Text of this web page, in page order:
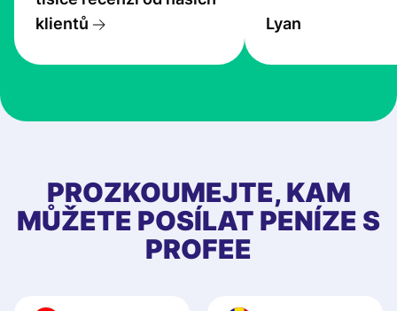
klientů
the exchange
at Profee is very
first started
app, and they
quick to provide
Lyan
PROZKOUMEJTE, KAM
MŮŽETE POSÍLAT PENÍZE S
PROFEE